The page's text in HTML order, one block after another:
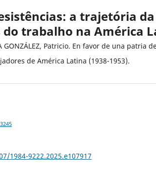
a trajetória da
trabalho na América
GONZÁLEZ, Patricio. En favor de una
de América Latina (1938-1953).
1984-9222.2025.e107917